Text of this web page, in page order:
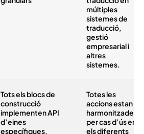
múltiples
sistemes de
traducció,
gestió
empresarial i
altres
sistemes.
Tots els blocs de
construcció
implementen API
d’eines
específiques.
Totes les
accions estan
harmonitzades
per cas d’ús en
els diferents